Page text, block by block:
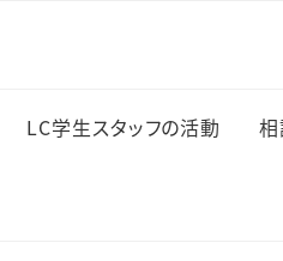
LC学生スタッフの活動